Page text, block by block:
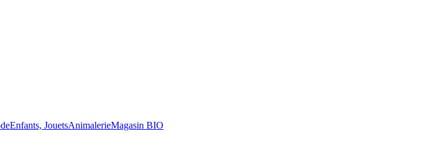
Enfants, JouetsAnimalerieMagasin BIO